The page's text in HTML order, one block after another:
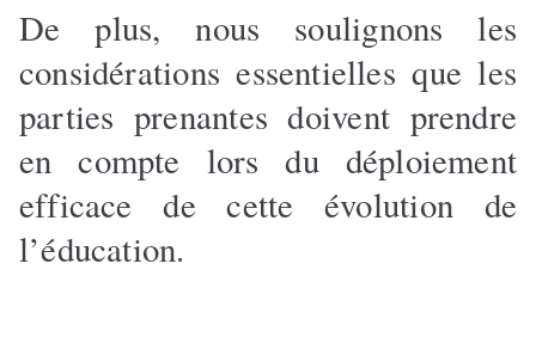
De plus, nous soulignons les
considérations essentielles que les
parties prenantes doivent prendre
en compte lors du déploiement
efficace de cette évolution de
l’éducation.